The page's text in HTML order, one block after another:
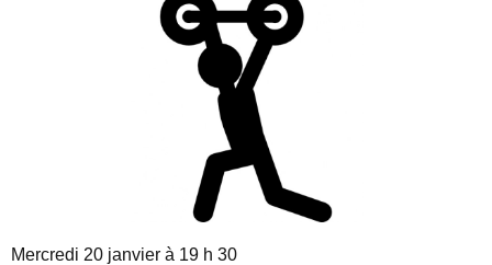
Mercredi 20 janvier à 19 h 30